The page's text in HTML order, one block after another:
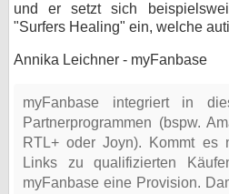
und er setzt sich
"Surfers Healing" ein, welche
Annika Leichner - myFanbase
myFanbase integriert in
Partnerprogrammen (bspw.
RTL+ oder Joyn). Kommt es
Links zu qualifizierten
myFanbase eine Provision.